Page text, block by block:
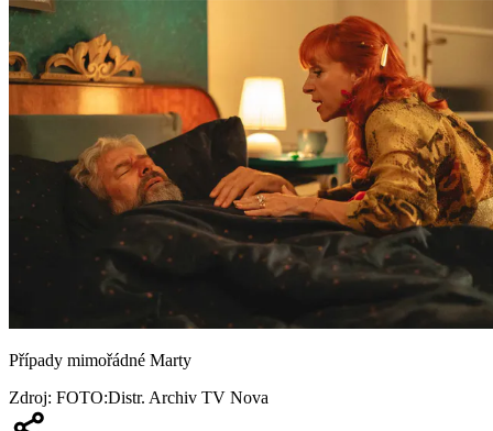
Případy mimořádné Marty
Zdroj: FOTO:Distr. Archiv TV Nova